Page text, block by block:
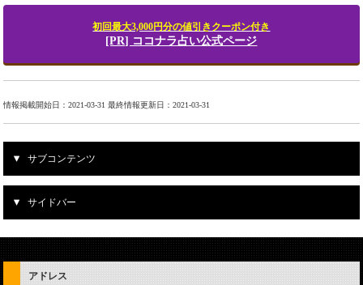
初回最大3,000円分の値引きクーポン付き
[PR] ココナラ占い公式ページ
情報掲載開始日：2021-03-31 最終情報更新日：2021-03-31
サブコンテンツ
サイドバー
アドレス